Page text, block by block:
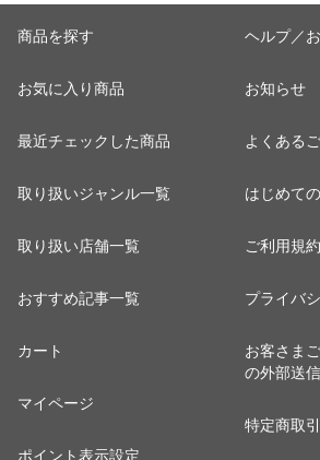
商品を探す
お気に入り商品
最近チェックした商品
取り扱いジャンル一覧
取り扱い店舗一覧
おすすめ記事一覧
カート
マイページ
ポイント表示設定
ヘルプ／
お知らせ
よくある
はじめて
ご利用規約
プライバ
お客さま
の外部送
特定商取